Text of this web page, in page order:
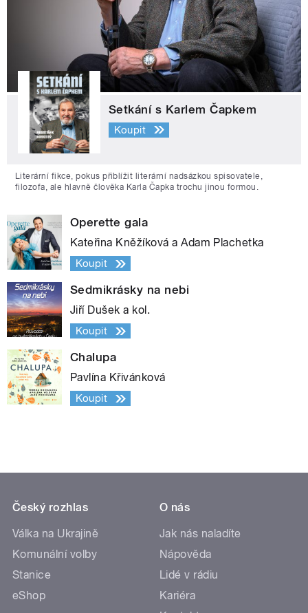
Setkání s Karlem Čapkem
Koupit
Literární fikce, pokus přiblížit literární nadsázkou spisovatele,
filozofa, ale hlavně člověka Karla Čapka trochu jinou formou.
Operette gala
Kateřina Kněžíková a Adam Plachetka
Koupit
Sedmikrásky na nebi
Jiří Dušek a kol.
Koupit
Chalupa
Pavlína Křivánková
Koupit
Český rozhlas
Válka na Ukrajině
Komunální volby
Stanice
eShop
O nás
Jak nás naladíte
Nápověda
Lidé v rádiu
Kariéra